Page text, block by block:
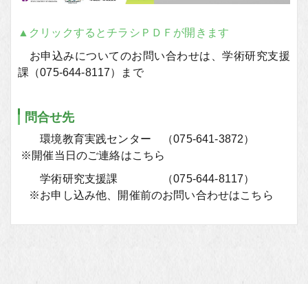
▲クリックするとチラシＰＤＦが開きます
お申込みについてのお問い合わせは、学術研究支援
課（075-644-8117）まで
問合せ先
環境教育実践センター （075-641-3872）
※開催当日のご連絡はこちら
学術研究支援課 （075-644-8117）
※お申し込み他、開催前のお問い合わせはこちら